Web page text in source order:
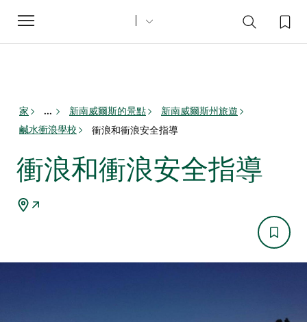
Toggle
navigation
家 ... 新南威爾斯的景點
新南威爾斯州旅遊
鹹水衝浪學校
衝浪和衝浪安全指導
衝浪和衝浪安全指導